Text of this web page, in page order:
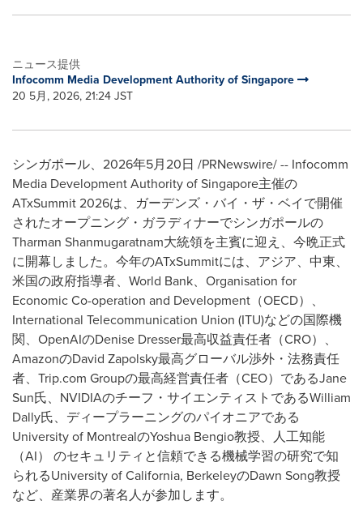
ニュース提供
Infocomm Media Development Authority of Singapore
20 5月, 2026, 21:24 JST
シンガポール、2026年5月20日 /PRNewswire/ -- Infocomm
Media Development Authority of Singapore主催の
ATxSummit 2026は、ガーデンズ・バイ・ザ・ベイで開催
されたオープニング・ガラディナーでシンガポールの
Tharman Shanmugaratnam大統領を主賓に迎え、今晩正式
に開幕しました。今年のATxSummitには、アジア、中東、
米国の政府指導者、World Bank、Organisation for
Economic Co-operation and Development（OECD）、
International Telecommunication Union (ITU)などの国際機
関、OpenAIのDenise Dresser最高収益責任者（CRO）、
AmazonのDavid Zapolsky最高グローバル渉外・法務責任
者、Trip.com Groupの最高経営責任者（CEO）であるJane
Sun氏、NVIDIAのチーフ・サイエンティストであるWilliam
Dally氏、ディープラーニングのパイオニアである
University of MontrealのYoshua Bengio教授、人工知能
（AI） のセキュリティと信頼できる機械学習の研究で知
られるUniversity of California, BerkeleyのDawn Song教授
など、産業界の著名人が参加します。